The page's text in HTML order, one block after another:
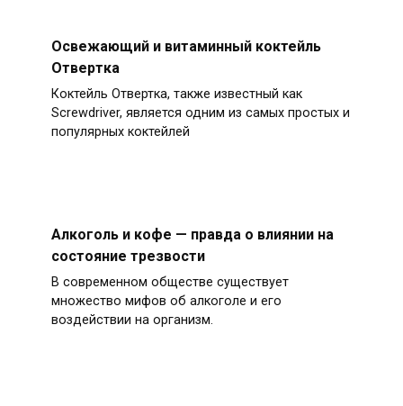
Освежающий и витаминный коктейль
Отвертка
Коктейль Отвертка, также известный как
Screwdriver, является одним из самых простых и
популярных коктейлей
Алкоголь и кофе — правда о влиянии на
состояние трезвости
В современном обществе существует
множество мифов об алкоголе и его
воздействии на организм.